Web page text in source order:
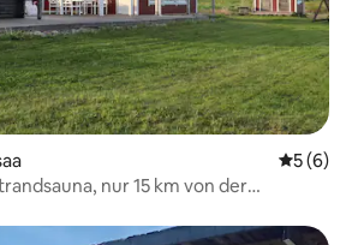
5 (6)
nur 15 km von der